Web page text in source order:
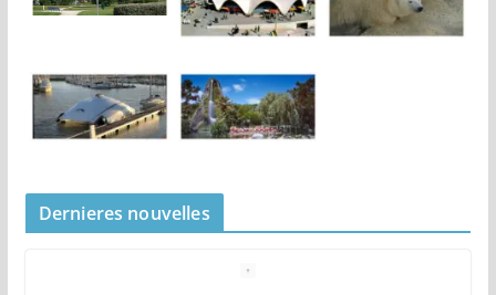
Dernieres nouvelles